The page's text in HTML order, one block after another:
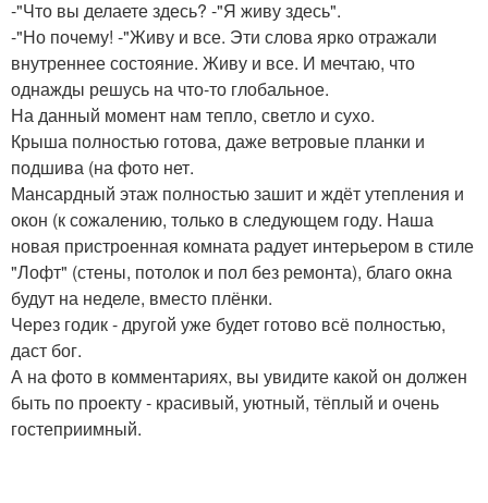
-"Что вы делаете здесь? -"Я живу здесь".
-"Но почему! -"Живу и все. Эти слова ярко отражали
внутреннее состояние. Живу и все. И мечтаю, что
однажды решусь на что-то глобальное.
На данный момент нам тепло, светло и сухо.
Крыша полностью готова, даже ветровые планки и
подшива (на фото нет.
Мансардный этаж полностью зашит и ждёт утепления и
окон (к сожалению, только в следующем году. Наша
новая пристроенная комната радует интерьером в стиле
"Лофт" (стены, потолок и пол без ремонта), благо окна
будут на неделе, вместо плёнки.
Через годик - другой уже будет готово всё полностью,
даст бог.
А на фото в комментариях, вы увидите какой он должен
быть по проекту - красивый, уютный, тёплый и очень
гостеприимный.